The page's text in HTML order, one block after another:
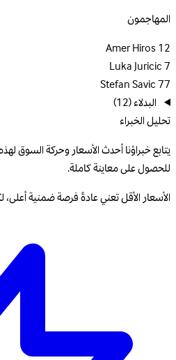
المهاجمون
12
Amer Hiros
7
Luka Juricic
77
Stefan Savic
البدلاء(12)
تحليل الخبراء
يتابع خبراؤنا أحدث الأسعار وحركة السوق
للحصول على معاينة كاملة.
الأسعار الأقل تعني عادةً فرصة ضمنية